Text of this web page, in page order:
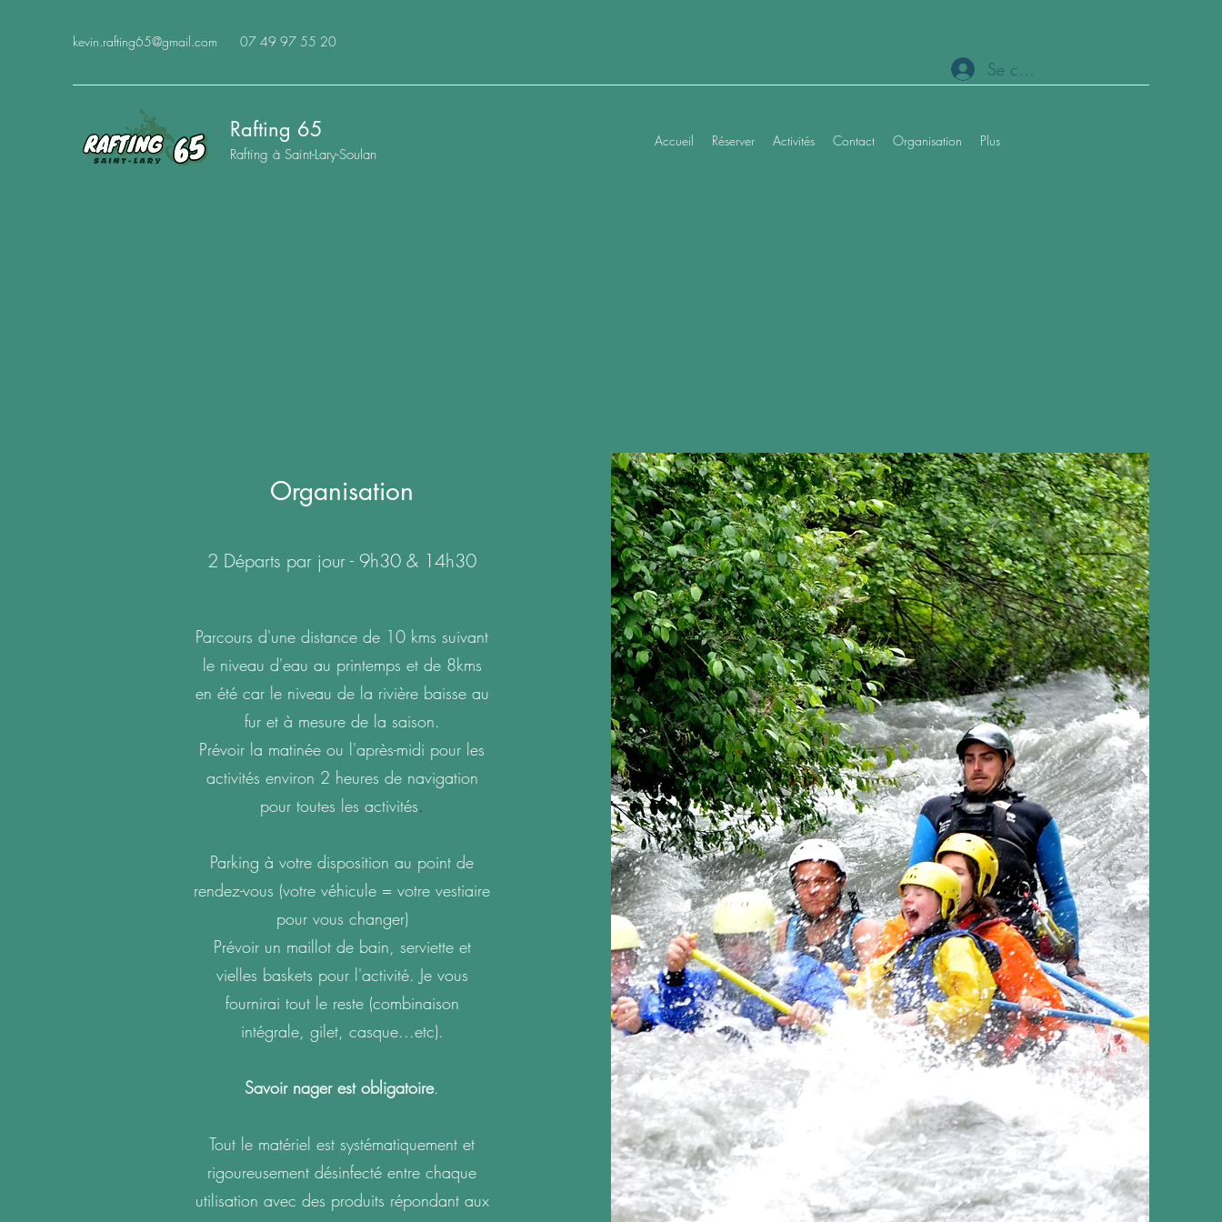
kevin.rafting65@gmail.com 07 49 97 55 20
Rafting 65
Rafting à Saint-Lary-Soulan
Accueil Réserver Activités Contact Organisation Plus
Se connecter
Organisation
2 Départs par jour - 9h30 & 14h30
Parcours d'une distance de 10 kms suivant
le niveau d'eau au printemps et de 8kms
en été car le niveau de la rivière baisse au
fur et à mesure de la saison.
Prévoir la matinée ou l'après-midi pour les
activités environ 2 heures de navigation
pour toutes les activités.
Parking à votre disposition au point de
rendez-vous (votre véhicule = votre vestiaire
pour vous changer)
Prévoir un maillot de bain, serviette et
vielles baskets pour l'activité. Je vous
fournirai tout le reste (combinaison
intégrale, gilet, casque...etc).
Savoir nager est obligatoire.
Tout le matériel est systématiquement et
rigoureusement désinfecté entre chaque
utilisation avec des produits répondant aux